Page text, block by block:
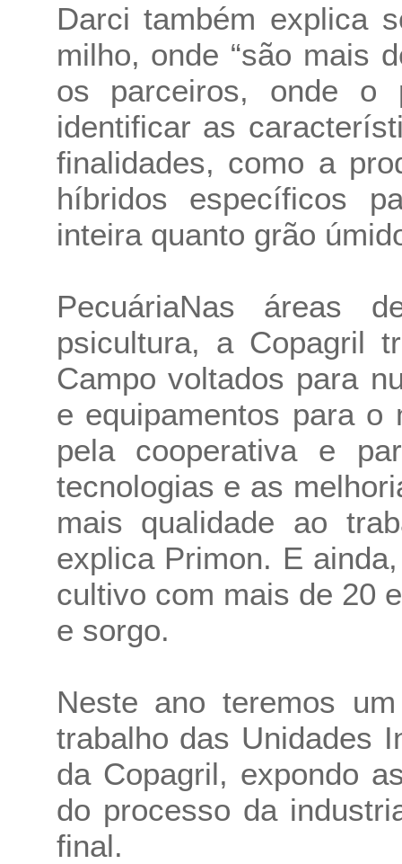
Darci também explica
milho, onde “são mais
os parceiros, onde o
identificar as
finalidades, como a
híbridos específicos
inteira quanto grão
PecuáriaNas áreas
psicultura, a Copagril
Campo voltados para
e equipamentos para o
pela cooperativa e
tecnologias e as
mais qualidade ao
explica Primon. E
cultivo com mais de 20
e sorgo.
Neste ano teremos
trabalho das Unidades
da Copagril, expondo
do processo da
final.